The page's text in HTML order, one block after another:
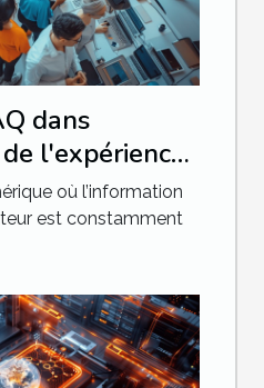
dans
l'expérience
sites web
où l’information
est constamment